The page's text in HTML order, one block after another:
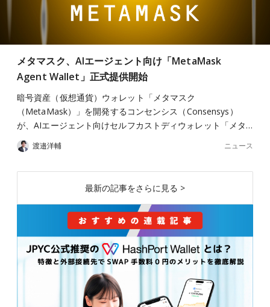
メタマスク、AIエージェント向け「MetaMask
Agent Wallet」正式提供開始
暗号資産（仮想通貨）ウォレット「メタマスク
（MetaMask）」を開発するコンセンシス（Consensys）
が、AIエージェント向けセルフカストディウォレット「メタ…
渡邉洋輔 ニュース
最新の記事をさらに見る >